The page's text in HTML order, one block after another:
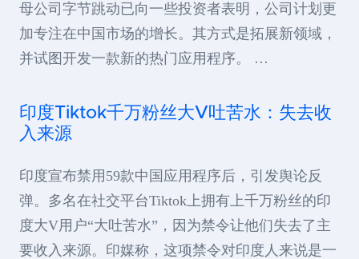
母公司字节跳动已向一些投资者表明，公司计划更
加专注在中国市场的增长。其方式是拓展新领域，
并试图开发一款新的热门应用程序。 …
印度Tiktok千万粉丝大V吐苦水：失去收
入来源
印度宣布禁用59款中国应用程序后，引发舆论反
弹。多名在社交平台Tiktok上拥有上千万粉丝的印
度大V用户“大吐苦水”，因为禁令让他们失去了主
要收入来源。印媒称，这项禁令对印度人来说是一